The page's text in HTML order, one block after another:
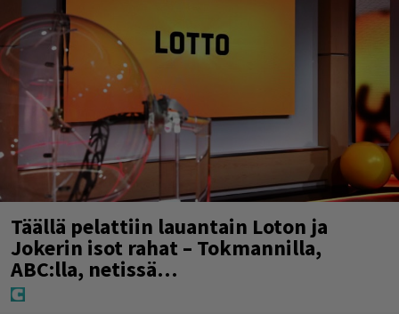
Täällä pelattiin lauantain Loton ja
Jokerin isot rahat – Tokmannilla,
ABC:lla, netissä…